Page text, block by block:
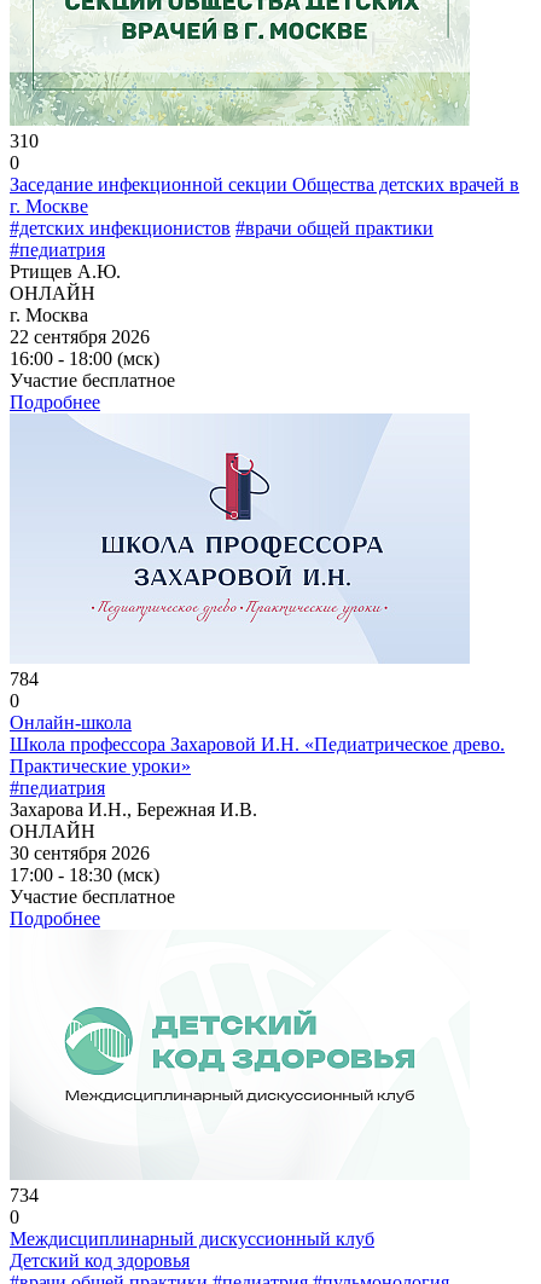
310
0
Заседание инфекционной секции Общества детских врачей в
г. Москве
#детских инфекционистов #врачи общей практики
#педиатрия
Ртищев А.Ю.
ОНЛАЙН
г. Москва
22 сентября 2026
16:00 - 18:00 (мск)
Участие бесплатное
Подробнее
784
0
Онлайн-школа
Школа профессора Захаровой И.Н. «Педиатрическое древо.
Практические уроки»
#педиатрия
Захарова И.Н., Бережная И.В.
ОНЛАЙН
30 сентября 2026
17:00 - 18:30 (мск)
Участие бесплатное
Подробнее
734
0
Междисциплинарный дискуссионный клуб
Детский код здоровья